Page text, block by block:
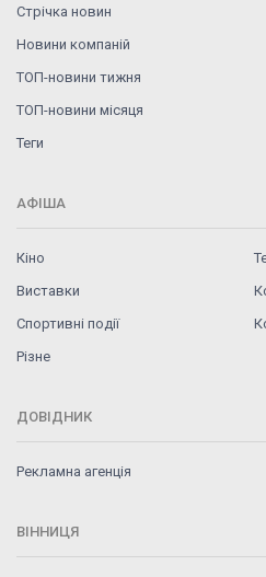
Стрічка новин
Новини компаній
ТОП-новини тижня
ТОП-новини місяця
Теги
АФІША
Кіно
Виставки
Спортивні події
Різне
ДОВІДНИК
Рекламна агенція
ВІННИЦЯ